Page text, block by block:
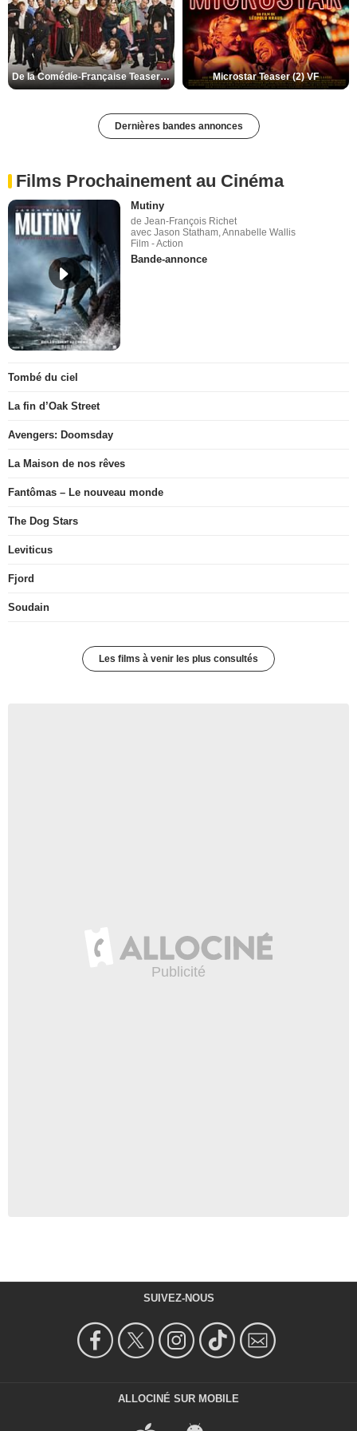
De la Comédie-Française Teaser (3) VF Microstar Teaser (2) VF
Dernières bandes annonces
Films Prochainement au Cinéma
Mutiny
de Jean-François Richet
avec Jason Statham, Annabelle Wallis
Film - Action
Bande-annonce
Tombé du ciel
La fin d’Oak Street
Avengers: Doomsday
La Maison de nos rêves
Fantômas – Le nouveau monde
The Dog Stars
Leviticus
Fjord
Soudain
Les films à venir les plus consultés
SUIVEZ-NOUS
ALLOCINÉ SUR MOBILE